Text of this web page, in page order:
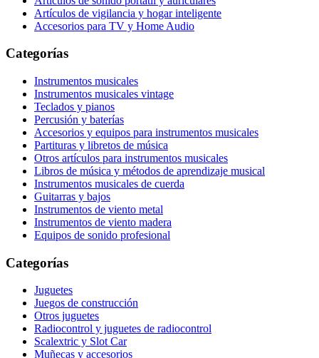
Artículos de vigilancia y hogar inteligente
Accesorios para TV y Home Audio
Categorías
Instrumentos musicales
Instrumentos musicales vintage
Teclados y pianos
Percusión y baterías
Accesorios y equipos para instrumentos musicales
Partituras y libretos de música
Otros artículos para instrumentos musicales
Libros de música y métodos de aprendizaje musical
Instrumentos musicales de cuerda
Guitarras y bajos
Instrumentos de viento metal
Instrumentos de viento madera
Equipos de sonido profesional
Categorías
Juguetes
Juegos de construcción
Otros juguetes
Radiocontrol y juguetes de radiocontrol
Scalextric y Slot Car
Muñecas y accesorios